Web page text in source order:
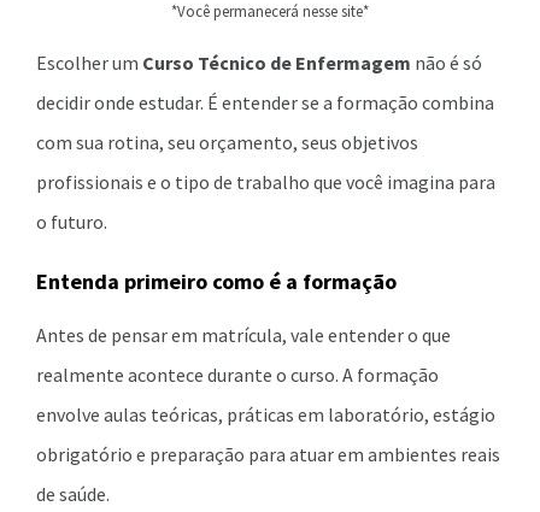
*Você permanecerá nesse site*
Escolher um Curso Técnico de Enfermagem não é só
decidir onde estudar. É entender se a formação combina
com sua rotina, seu orçamento, seus objetivos
profissionais e o tipo de trabalho que você imagina para
o futuro.
Entenda primeiro como é a formação
Antes de pensar em matrícula, vale entender o que
realmente acontece durante o curso. A formação
envolve aulas teóricas, práticas em laboratório, estágio
obrigatório e preparação para atuar em ambientes reais
de saúde.